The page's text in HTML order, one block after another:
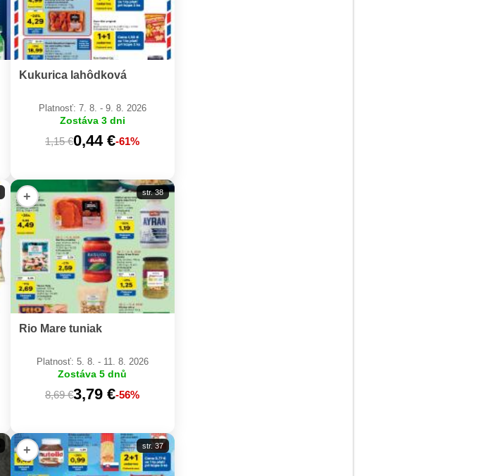
Kukurica lahôdková
Platnosť: 7. 8. - 9. 8. 2026
Zostáva 3 dni
1,15 €0,44 €-61%
+ str. 38
Rio Mare tuniak
Platnosť: 5. 8. - 11. 8. 2026
Zostáva 5 dnů
8,69 €3,79 €-56%
+ str. 37